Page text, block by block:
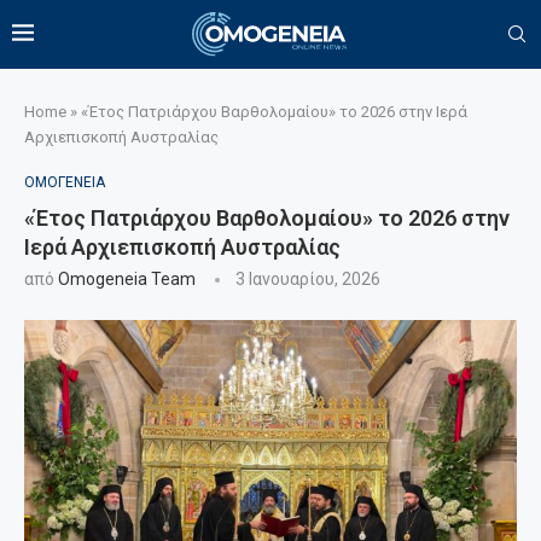
Home » «Έτος Πατριάρχου Βαρθολομαίου» το 2026 στην Ιερά
Αρχιεπισκοπή Αυστραλίας
ΟΜΟΓΕΝΕΙΑ
«Έτος Πατριάρχου Βαρθολομαίου» το 2026 στην
Ιερά Αρχιεπισκοπή Αυστραλίας
από Omogeneia Team 3 Ιανουαρίου, 2026